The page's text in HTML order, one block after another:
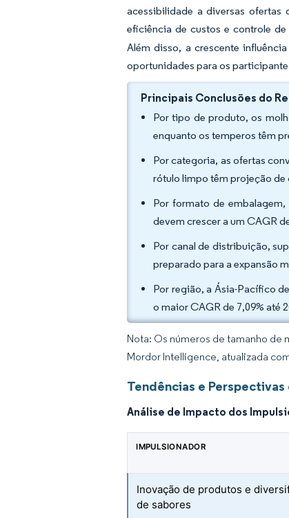
acessibilidade a diversas ofertas
eficiência de custos e controle
Além disso, a crescente
oportunidades para os
Principais Conclusões do
Por tipo de produto, os
enquanto os temperos têm
Por categoria, as ofertas
rótulo limpo têm projeção de
Por formato de
devem crescer a um CAGR
Por canal de distribuição,
preparado para a expansão
Por região, a Ásia-Pacífico
o maior CAGR de 7,09% até
Nota: Os números de tamanho
Mordor Intelligence, atualizada
Tendências e
Análise de Impacto dos
IMPULSIONADOR
Inovação de produtos e
de sabores